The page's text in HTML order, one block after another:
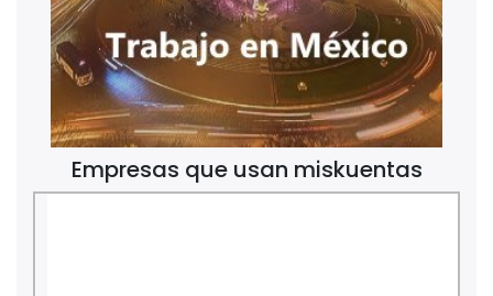
Empresas que usan miskuentas